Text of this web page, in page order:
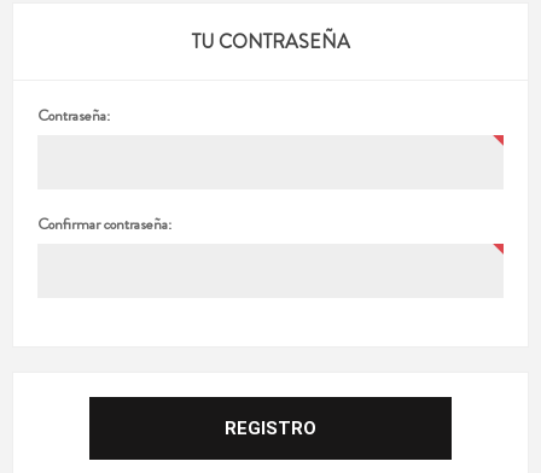
TU CONTRASEÑA
Contraseña:
Confirmar contraseña: